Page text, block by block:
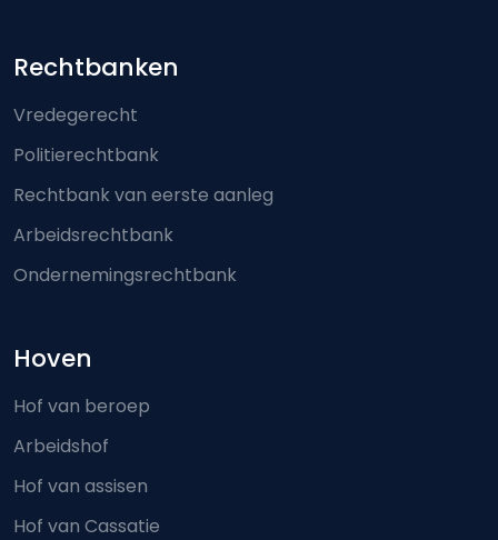
Footer-menu
Rechtbanken
Vredegerecht
Politierechtbank
Rechtbank van eerste aanleg
Arbeidsrechtbank
Ondernemingsrechtbank
Hoven
Hof van beroep
Arbeidshof
Hof van assisen
Hof van Cassatie